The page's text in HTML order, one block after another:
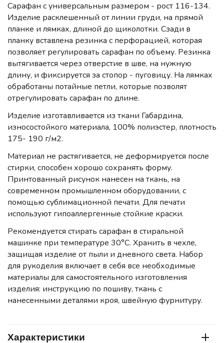
Сарафан с универсальным размером - рост 116-134.
Изделие расклешенный от линии груди, на прямой
планке и лямках, длиной до щиколотки. Сзади в
планку вставлена резинка с перфорацией, которая
позволяет регулировать сарафан по объему. Резинка
вытягивается через отверстие в шве, на нужную
длину, и фиксируется за стопор - пуговицу. На лямках
обработаны потайные петли, которые позволят
отрегулировать сарафан по длине.
Изделие изготавливается из ткани Габардина,
износостойкого материала, 100% полиэстер, плотность
175- 190 г/м2.
Материал не растягивается, не деформируется после
стирки, способен хорошо сохранять форму.
Принтованный рисунок нанесен на ткань, на
современном промышленном оборудовании, с
помощью сублимационной печати. Для печати
используют гипоаллергенные стойкие краски.
Рекомендуется стирать сарафан в стиральной
машинке при температуре 30°C. Хранить в чехле,
защищая изделие от пыли и дневного света. Набор
для рукоделия включает в себя все необходимые
материалы для самостоятельного изготовления
изделия: инструкцию по пошиву, ткань с
нанесенными деталями кроя, швейную фурнитуру.
Характеристики